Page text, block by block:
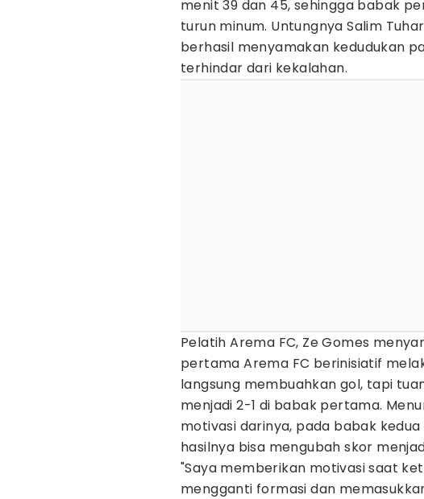
menit 39 dan 45, sehingga babak
turun minum. Untungnya Salim
berhasil menyamakan kedudukan
terhindar dari kekalahan.
Pelatih Arema FC, Ze Gomes
pertama Arema FC berinisiatif
langsung membuahkan gol, tapi
menjadi 2-1 di babak pertama.
motivasi darinya, pada babak kedua
hasilnya bisa mengubah skor
"Saya memberikan motivasi saat
mengganti formasi dan